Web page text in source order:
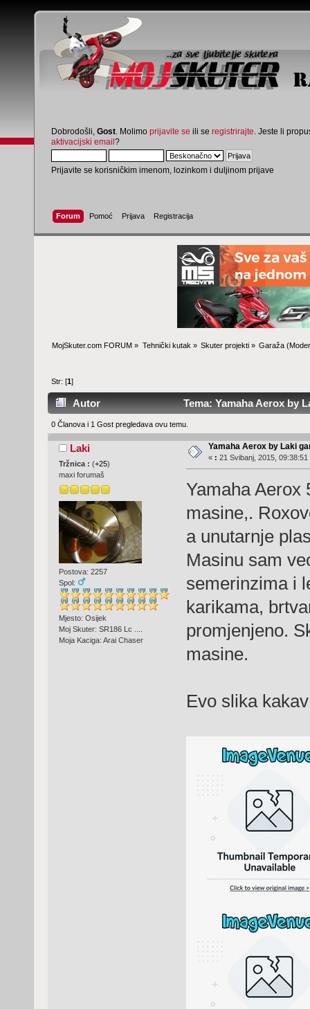
Dobrodošli, Gost . Molimo prijavite se ili se registrirajte . Jeste li
aktivacijski email?
Prijavite se korisničkim imenom, lozinkom i duljinom prijave
Forum Pomoć Prijava Registracija
MojSkuter.com FORUM » Tehnički kutak » Skuter projekti» Garaža
Str: [1]
Autor Tema: Yamaha Aerox by
0 Članova i 1 Gost pregledava ovu temu.
Laki
Tržnica : (+25)
maxi forumaš
Postova: 2257
Spol:
Mjesto: Osijek
Moj Skuter: SR186 Lc ....
Moja Kaciga: Arai Chaser
Yamaha Aerox by Laki
« : 21 Svibanj, 2015, 09:38:51
Yamaha Aerox
masine,.
a unutarnje
Masinu sam
semerinzima i
karikama,
promjenjeno.
masine.
Evo slika